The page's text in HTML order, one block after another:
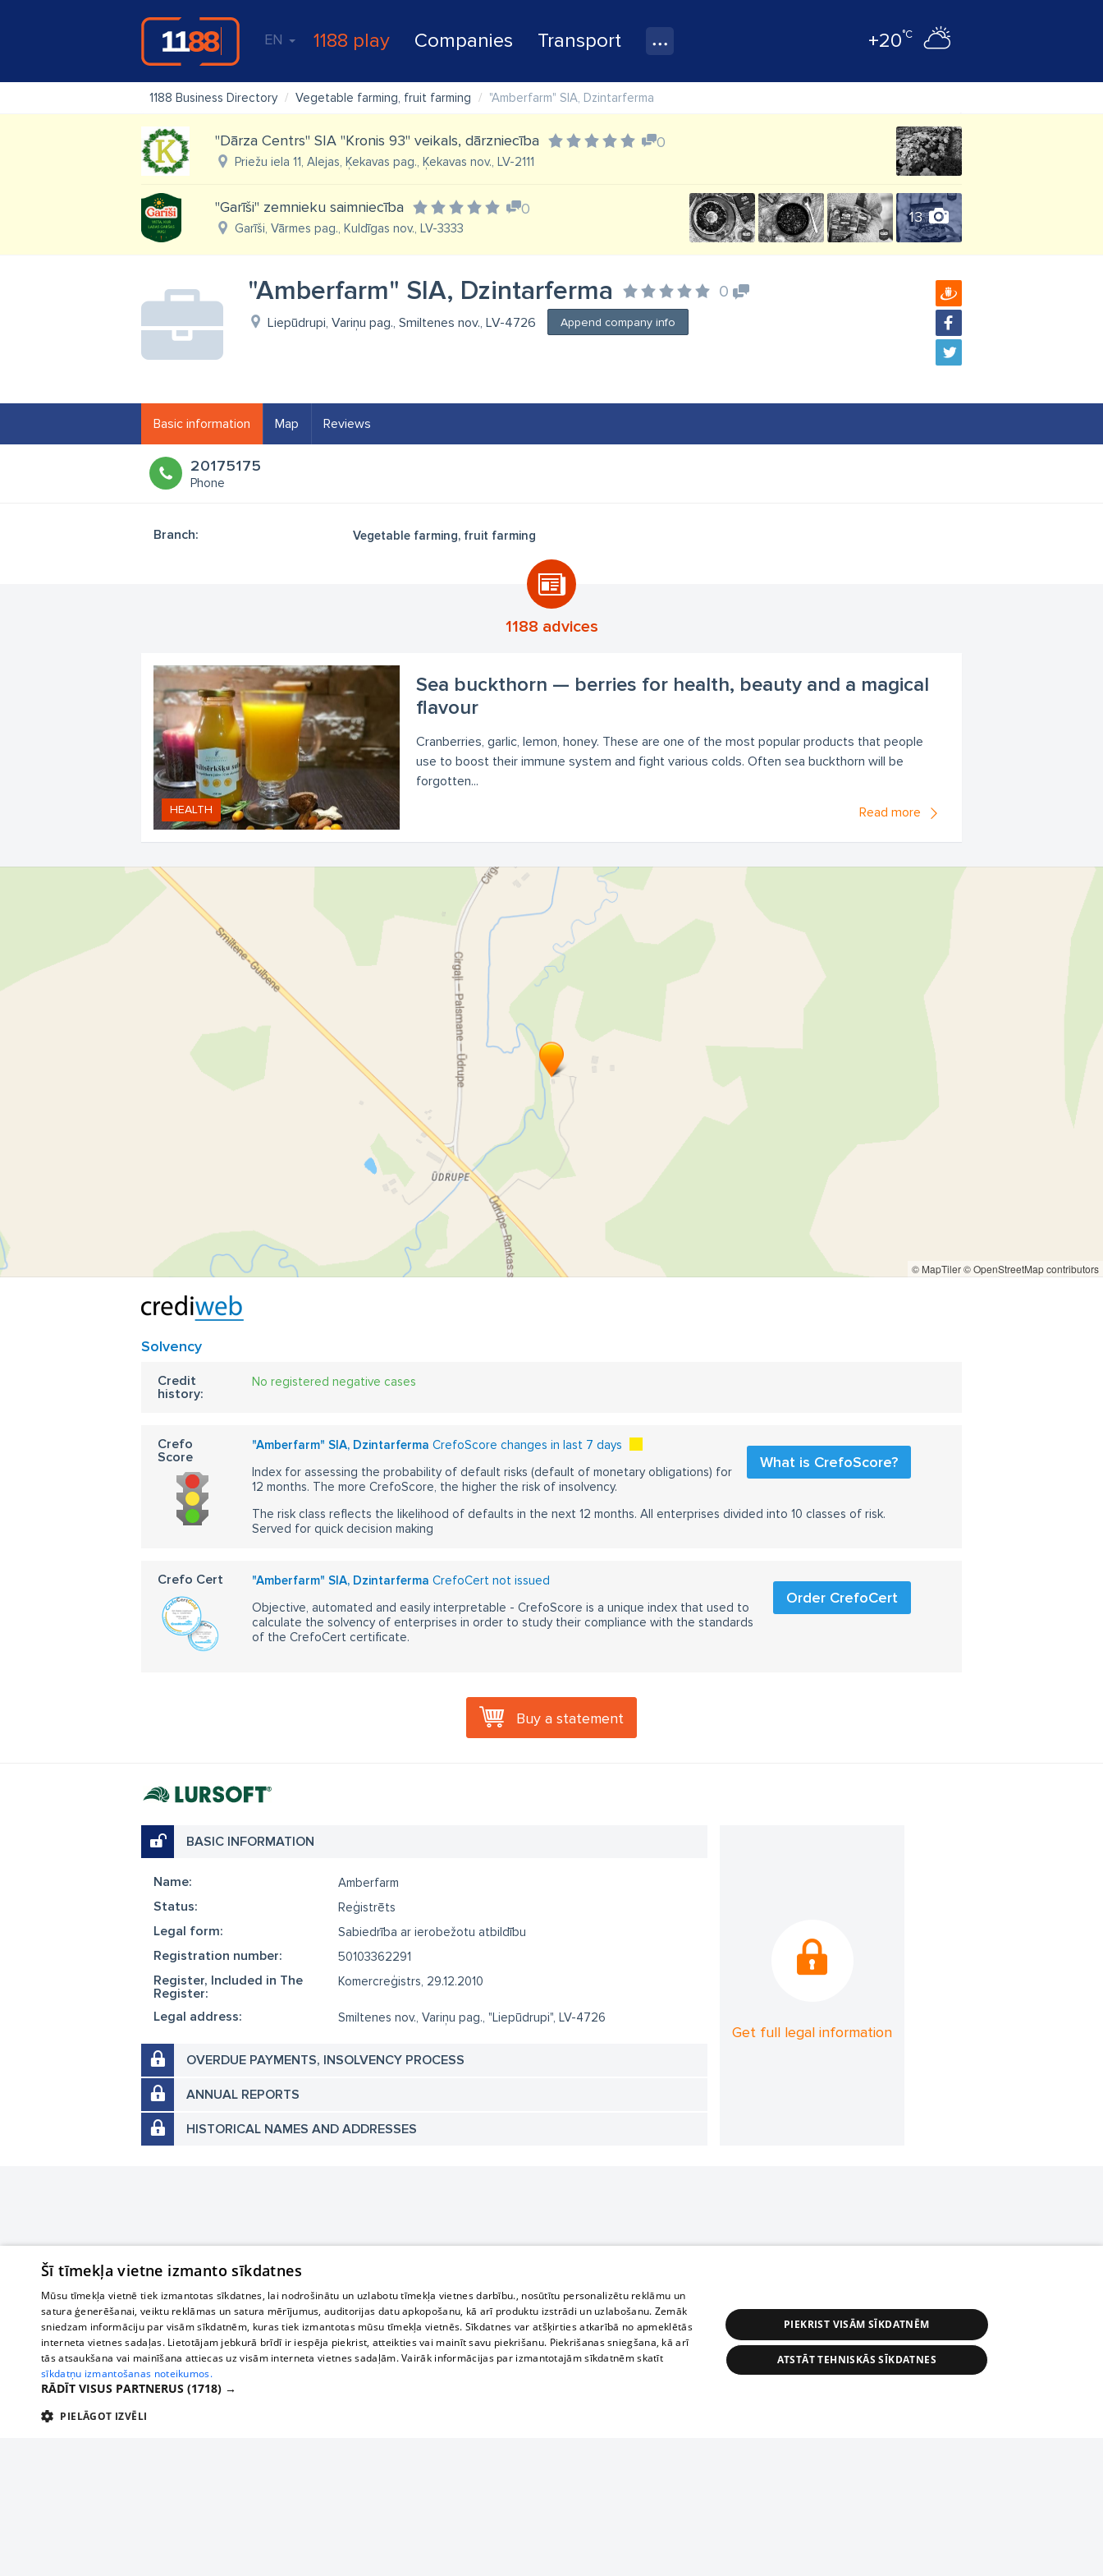
EN 1188 play Companies Transport +20°C
1188 Business Directory Vegetable farming, fruit farming "Amberfarm" SIA, Dzintarferma
"Dārza Centrs" SIA "Kronis 93" veikals, dārzniecība 0
Priežu iela 11, Alejas, Ķekavas pag., Ķekavas nov., LV-2111
"Garīši" zemnieku saimniecība 0
Garīši, Vārmes pag., Kuldīgas nov., LV-3333
13
"Amberfarm" SIA, Dzintarferma 0
Liepūdrupi, Variņu pag., Smiltenes nov., LV-4726 Append company info
Basic information Map Reviews
20175175
Phone
Branch: Vegetable farming, fruit farming
1188 advices
Sea buckthorn — berries for health, beauty and a magical
flavour
HEALTH
Cranberries, garlic, lemon, honey. These are one of the most popular products that people
use to boost their immune system and fight various colds. Often sea buckthorn will be
forgotten...
Read more
© MapTiler© OpenStreetMap contributors
Solvency
Credit
history:
No registered negative cases
Crefo
Score
"Amberfarm" SIA, Dzintarferma CrefoScore changes in last 7 days
What is CrefoScore?
Index for assessing the probability of default risks (default of monetary obligations) for
12 months. The more CrefoScore, the higher the risk of insolvency.
The risk class reflects the likelihood of defaults in the next 12 months. All enterprises divided into 10 classes of risk.
Served for quick decision making
Crefo Cert "Amberfarm" SIA, Dzintarferma CrefoCert not issued
Order CrefoCert
Objective, automated and easily interpretable - CrefoScore is a unique index that used to
calculate the solvency of enterprises in order to study their compliance with the standards
of the CrefoCert certificate.
Buy a statement
BASIC INFORMATION
Name: Amberfarm
Status: Reģistrēts
Legal form: Sabiedrība ar ierobežotu atbildību
Registration number: 50103362291
Register, Included in The
Register:
Komercreģistrs, 29.12.2010
Legal address: Smiltenes nov., Variņu pag., "Liepūdrupi", LV-4726
OVERDUE PAYMENTS, INSOLVENCY PROCESS
ANNUAL REPORTS
HISTORICAL NAMES AND ADDRESSES
Get full legal information
Šī tīmekļa vietne izmanto sīkdatnes
Mūsu tīmekļa vietnē tiek izmantotas sīkdatnes, lai nodrošinātu un uzlabotu tīmekļa vietnes darbību., nosūtītu personalizētu reklāmu un
satura ģenerēšanai, veiktu reklāmas un satura mērījumus, auditorijas datu apkopošanu, kā arī produktu izstrādi un uzlabošanu. Zemāk
sniedzam informāciju par visām sīkdatnēm, kuras tiek izmantotas mūsu tīmekļa vietnēs. Sīkdatnes var atšķirties atkarībā no apmeklētās
interneta vietnes sadaļas. Lietotājam jebkurā brīdī ir iespēja piekrist, atteikties vai mainīt savu piekrišanu. Piekrišanas sniegšana, kā arī
tās atsaukšana vai mainīšana attiecas uz visām interneta vietnes sadaļām. Vairāk informācijas par izmantotajām sīkdatnēm skatīt
sīkdatņu izmantošanas noteikumos.
RĀDĪT VISUS PARTNERUS (1718) →
PIELĀGOT IZVĒLI
PIEKRIST VISĀM SĪKDATNĒM
ATSTĀT TEHNISKĀS SĪKDATNES